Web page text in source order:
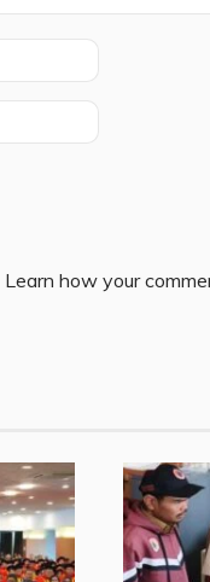
Learn how your